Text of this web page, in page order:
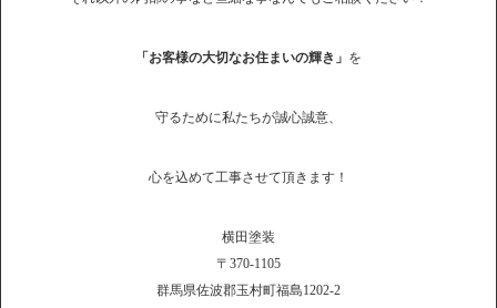
「お客様の大切なお住まいの輝き」 を
守るために私たちが誠心誠意、
心を込めて工事させて頂きます！
横田塗装
〒370-1105
群馬県佐波郡玉村町福島1202-2